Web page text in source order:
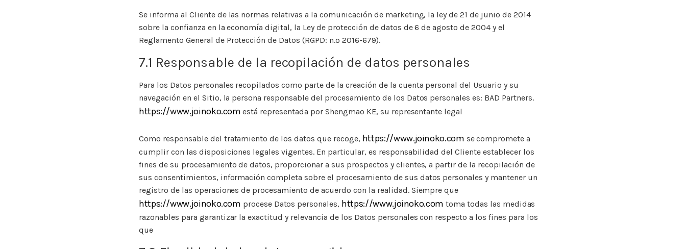
Se informa al Cliente de las normas relativas a la comunicación de marketing, la ley de 21 de junio de 2014
sobre la confianza en la economía digital, la Ley de protección de datos de 6 de agosto de 2004 y el
Reglamento General de Protección de Datos (RGPD: n.º 2016-679).
7.1 Responsable de la recopilación de datos personales
Para los Datos personales recopilados como parte de la creación de la cuenta personal del Usuario y su
navegación en el Sitio, la persona responsable del procesamiento de los Datos personales es: BAD Partners.
https://www.joinoko.comestá representada por Shengmao KE, su representante legal
Como responsable del tratamiento de los datos que recoge, https://www.joinoko.com se compromete a
cumplir con las disposiciones legales vigentes. En particular, es responsabilidad del Cliente establecer los
fines de su procesamiento de datos, proporcionar a sus prospectos y clientes, a partir de la recopilación de
sus consentimientos, información completa sobre el procesamiento de sus datos personales y mantener un
registro de las operaciones de procesamiento de acuerdo con la realidad. Siempre que
https://www.joinoko.com procese Datos personales, https://www.joinoko.com toma todas las medidas
razonables para garantizar la exactitud y relevancia de los Datos personales con respecto a los fines para los
que